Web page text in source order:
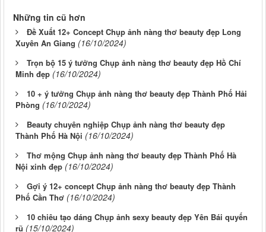
Những tin cũ hơn
Đề Xuất 12+ Concept Chụp ảnh nàng thơ beauty đẹp Long
Xuyên An Giang (16/10/2024)
Trọn bộ 15 ý tưởng Chụp ảnh nàng thơ beauty đẹp Hồ Chí
Minh đẹp (16/10/2024)
10 + ý tưởng Chụp ảnh nàng thơ beauty đẹp Thành Phố Hải
Phòng (16/10/2024)
Beauty chuyên nghiệp Chụp ảnh nàng thơ beauty đẹp
Thành Phố Hà Nội (16/10/2024)
Thơ mộng Chụp ảnh nàng thơ beauty đẹp Thành Phố Hà
Nội xinh đẹp (16/10/2024)
Gợi ý 12+ concept Chụp ảnh nàng thơ beauty đẹp Thành
Phố Cần Thơ (16/10/2024)
10 chiêu tạo dáng Chụp ảnh sexy beauty đẹp Yên Bái quyến
rũ (15/10/2024)